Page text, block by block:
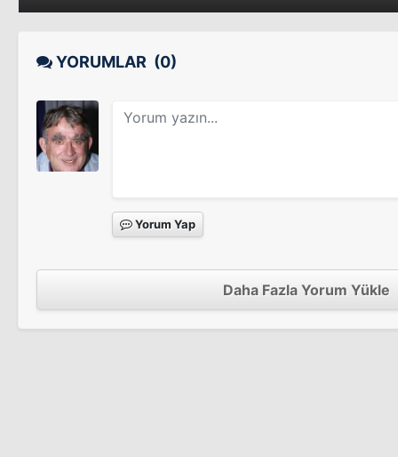
Nearly No Christmas
The Scarecrow
YORUMLAR (0)
Yorum Yap
Daha Fazla Yorum Yükle